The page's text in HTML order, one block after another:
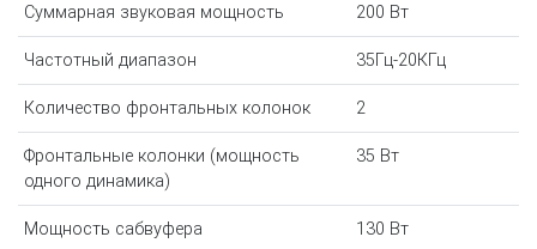
Суммарная звуковая мощность 200 Вт
Частотный диапазон 35Гц-20КГц
Количество фронтальных колонок 2
Фронтальные колонки (мощность
одного динамика)
35 Вт
Мощность сабвуфера 130 Вт